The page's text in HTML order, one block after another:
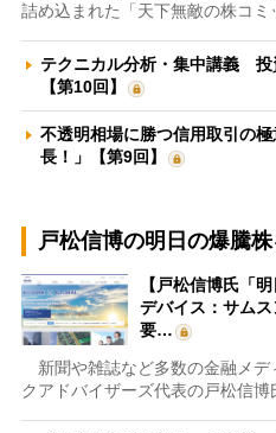
詰め込まれた「天下無敵の株コ
テクニカル分析・集中講義 投
【第10回】
不透明相場に勝つ信用取引の
長！」【第9回】
戸松信博の明日の爆騰株
【戸松信博氏「
デバイス：サム
要…
新聞や雑誌など多数の金融メデ
クアドバイザーズ代表の戸松信